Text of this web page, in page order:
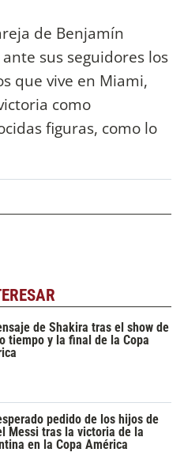
de Benjamín
sus seguidores los
que vive en Miami,
como
figuras, como lo
de Shakira tras el show de
tiempo y la final de la Copa
pedido de los hijos de
Messi tras la victoria de la
en la Copa América